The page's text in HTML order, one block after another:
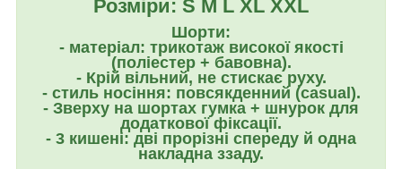
Розміри: S M L XL XXL
Шорти:
- матеріал: трикотаж високої якості
(поліестер + бавовна).
- Крій вільний, не стискає руху.
- стиль носіння: повсякденний (casual).
- Зверху на шортах гумка + шнурок для
додаткової фіксації.
- 3 кишені: дві прорізні спереду й одна
накладна ззаду.